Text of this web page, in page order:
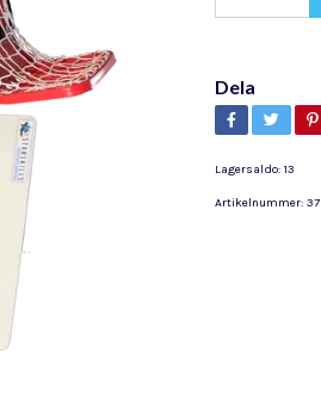
Dela
Lagersaldo: 13
Artikelnummer: 37